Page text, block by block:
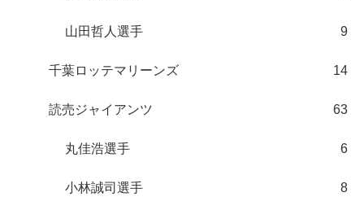
山田哲人選手 9
千葉ロッテマリーンズ 14
読売ジャイアンツ 63
丸佳浩選手 6
小林誠司選手 8